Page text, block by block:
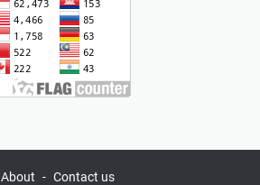
About Contact us